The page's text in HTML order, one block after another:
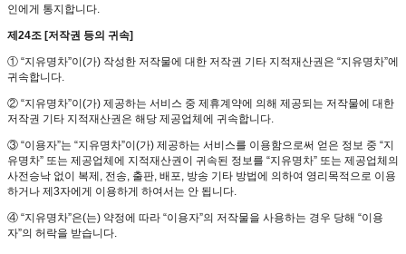
인에게 통지합니다.
제24조 [저작권 등의 귀속]
① “지유명차”이(가) 작성한 저작물에 대한 저작권 기타 지적재산권은 “지유명차”에
귀속합니다.
② “지유명차”이(가) 제공하는 서비스 중 제휴계약에 의해 제공되는 저작물에 대한
저작권 기타 지적재산권은 해당 제공업체에 귀속합니다.
③ “이용자”는 “지유명차”이(가) 제공하는 서비스를 이용함으로써 얻은 정보 중 “지
유명차” 또는 제공업체에 지적재산권이 귀속된 정보를 “지유명차” 또는 제공업체의
사전승낙 없이 복제, 전송, 출판, 배포, 방송 기타 방법에 의하여 영리목적으로 이용
하거나 제3자에게 이용하게 하여서는 안 됩니다.
④ “지유명차”은(는) 약정에 따라 “이용자”의 저작물을 사용하는 경우 당해 “이용
자”의 허락을 받습니다.